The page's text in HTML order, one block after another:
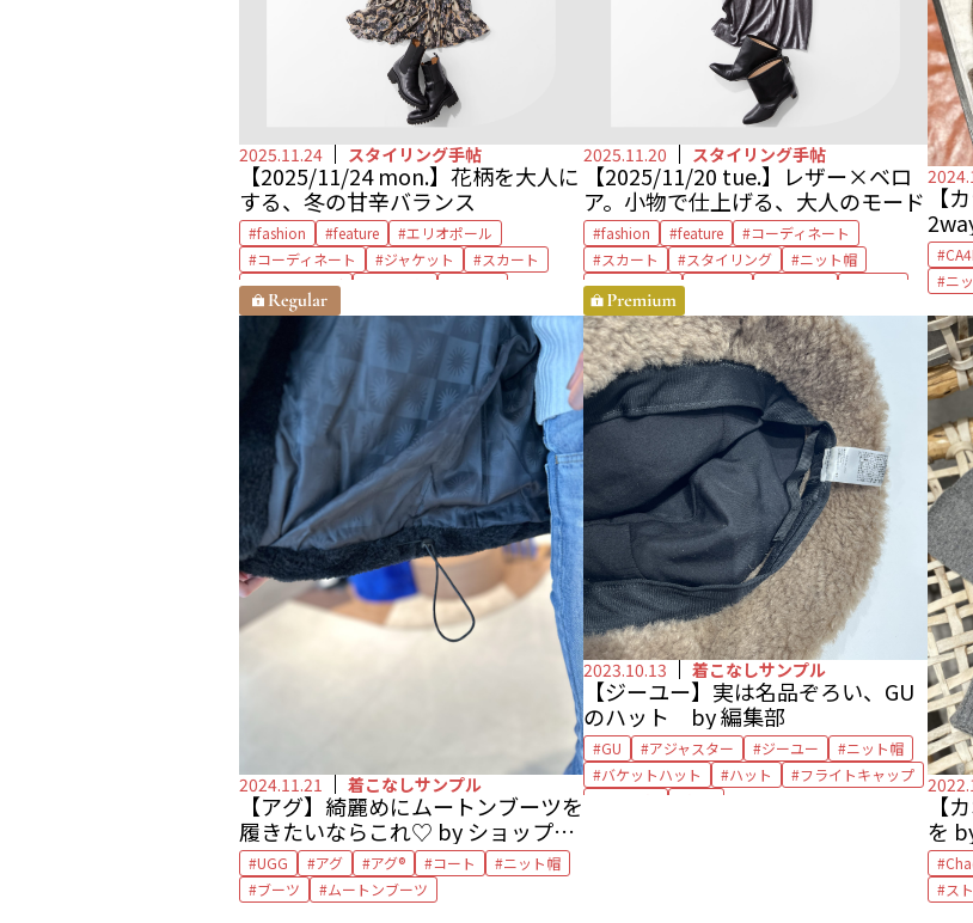
2025.11.24 スタイリング手帖
【2025/11/24 mon.】花柄を大人に
する、冬の甘辛バランス
fashion feature
エリオポール
コーディネート
ジャケット
スカート
スタイリング
ブローチ
ベロア
2025.11.20 スタイリング手帖
【2025/11/20 tue.】レザー×ベロ
ア。小物で仕上げる、大人のモード
fashion feature
コーディネート
スカート
スタイリング
ニット帽
ネブローニ
ライダース
【
さん
ニ
2024.11.21 着こなしサンプル
【アグ】綺麗めにムートンブーツを
履きたいならこれ♡ by ショップス
タッフ 新関ゆりさん
UGG アグ アグ®︎ コート
ニット帽
ブーツ
ムートンブーツ
2023.10.13 着こなしサンプル
【ジーユー】実は名品ぞろい、GU
のハット by 編集部
GU アジャスター ジーユー
ニット帽
バケットハット
ハット
フライトキャップ
【
を
ス